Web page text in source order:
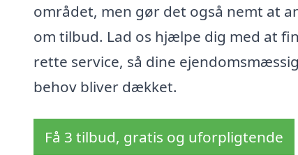
området, men gør det også nemt at
om tilbud. Lad os hjælpe dig med at
rette service, så dine
behov bliver dækket.
Få 3 tilbud, gratis og uforpligtende